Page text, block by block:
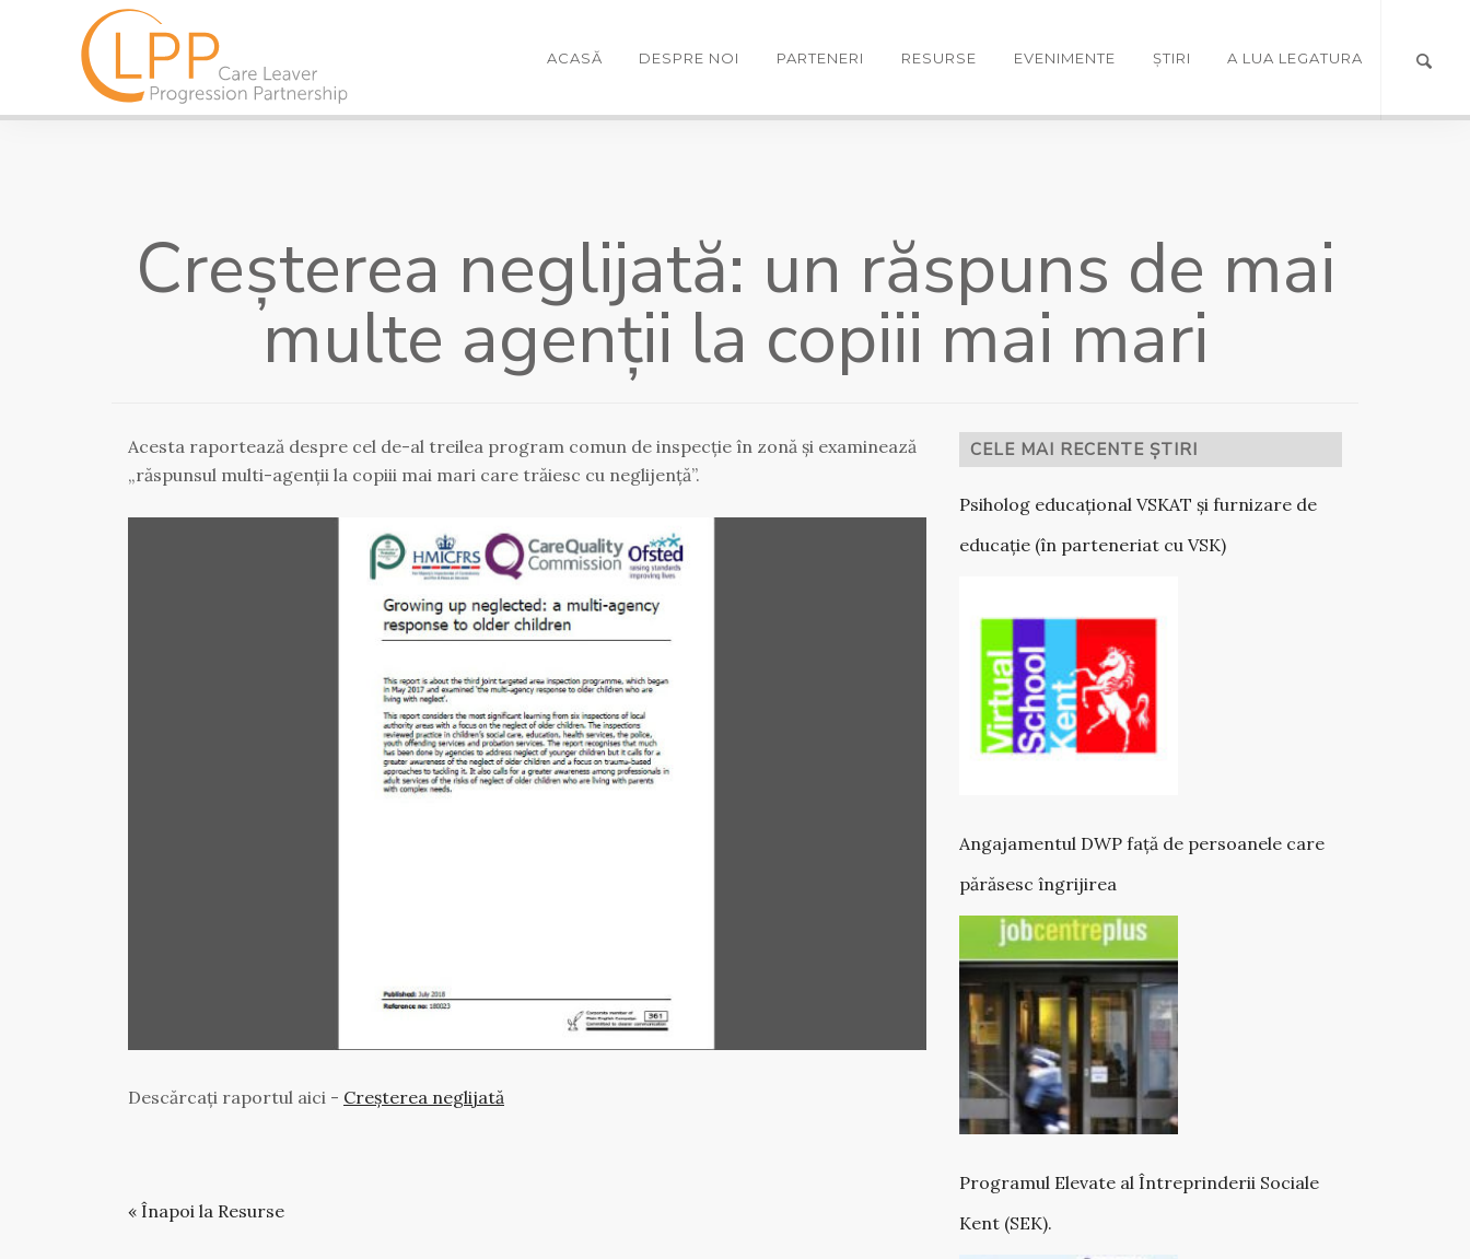
ACASĂ DESPRE NOI PARTENERI RESURSE EVENIMENTE ȘTIRI A LUA LEGATURA
Creșterea neglijată: un răspuns de mai
multe agenții la copiii mai mari
Acesta raportează despre cel de-al treilea program comun de inspecție în zonă și examinează
„răspunsul multi-agenții la copiii mai mari care trăiesc cu neglijență”.
Descărcați raportul aici - Creșterea neglijată
« Înapoi la Resurse
CELE MAI RECENTE ȘTIRI
Psiholog educațional VSKAT și furnizare de
educație (în parteneriat cu VSK)
Angajamentul DWP față de persoanele care
părăsesc îngrijirea
Programul Elevate al Întreprinderii Sociale
Kent (SEK).